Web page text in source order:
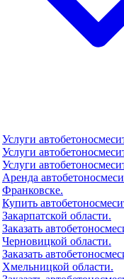
Услуги
Услуги
Услуги
Аренда
Франковске.
Купить
Закарпатской области.
Заказать
Черновицкой области.
Заказать
Хмельницкой области.